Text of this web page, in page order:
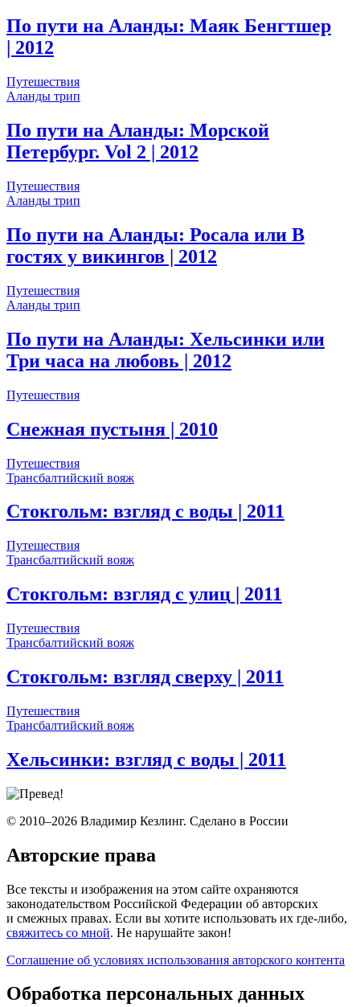
По пути на Аланды: Маяк Бенгтшер
| 2012
Путешествия
Аланды трип
По пути на Аланды: Морской
Петербург. Vol 2 | 2012
Путешествия
Аланды трип
По пути на Аланды: Росала или В
гостях у викингов | 2012
Путешествия
Аланды трип
По пути на Аланды: Хельсинки или
Три часа на любовь | 2012
Путешествия
Снежная пустыня | 2010
Путешествия
Трансбалтийский вояж
Стокгольм: взгляд с воды | 2011
Путешествия
Трансбалтийский вояж
Стокгольм: взгляд с улиц | 2011
Путешествия
Трансбалтийский вояж
Стокгольм: взгляд сверху | 2011
Путешествия
Трансбалтийский вояж
Хельсинки: взгляд с воды | 2011
© 2010–2026 Владимир Кезлинг. Сделано в России
Авторские права
Все тексты и изображения на этом сайте охраняются
законодательством Российской Федерации об авторских
и смежных правах. Если вы хотите использовать их где-либо,
свяжитесь со мной. Не нарушайте закон!
Соглашение об условиях использования авторского контента
Обработка персональных данных